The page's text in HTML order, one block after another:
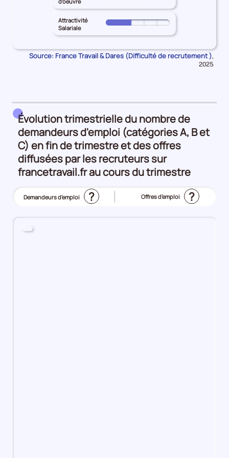
Inadéquation
géographique
pour
les
Intensité
50%
SEVRES
pour
les
Lien
25%
le
territoire
SEVRES
d'oeuvre
50%
Attractivité
Salariale
Pour
le
territoire
principal
les
Attractivité
Salariale
25%
Source: France Travail & Dares (Difficulté de recrutement ),
2025
Évolution trimestrielle du nombre de
demandeurs d'emploi (catégories A, B et
C) en fin de trimestre et des offres
diffusées par les recruteurs sur
francetravail.fr au cours du trimestre
Demandeurs d'emploi
(Affichage ? Offres d’emploi ?